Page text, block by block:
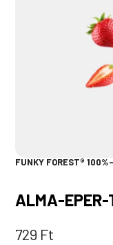
FUNKY FOREST®
ALMA-EPER-
729 Ft